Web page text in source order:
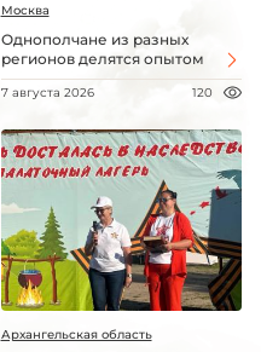
Москва
Однополчане из разных
регионов делятся опытом
7 августа 2026 120
Архангельская область